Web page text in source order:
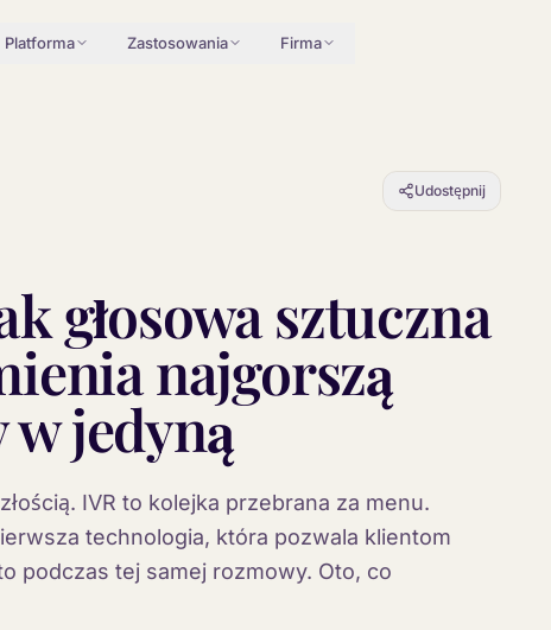
Platforma Zastosowania Firma
Udostępnij
głosowa sztuczna
najgorszą
w jedyną
IVR to kolejka przebrana za menu.
technologia, która pozwala klientom
podczas tej samej rozmowy. Oto, co